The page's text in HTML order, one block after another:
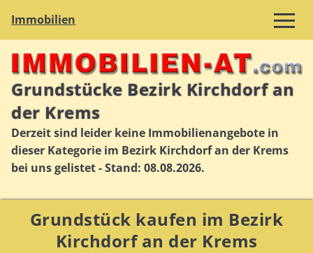
Immobilien
Grundstücke Bezirk Kirchdorf an
der Krems
Derzeit sind leider keine Immobilienangebote in
dieser Kategorie im Bezirk Kirchdorf an der Krems
bei uns gelistet - Stand: 08.08.2026.
Grundstück kaufen im Bezirk
Kirchdorf an der Krems